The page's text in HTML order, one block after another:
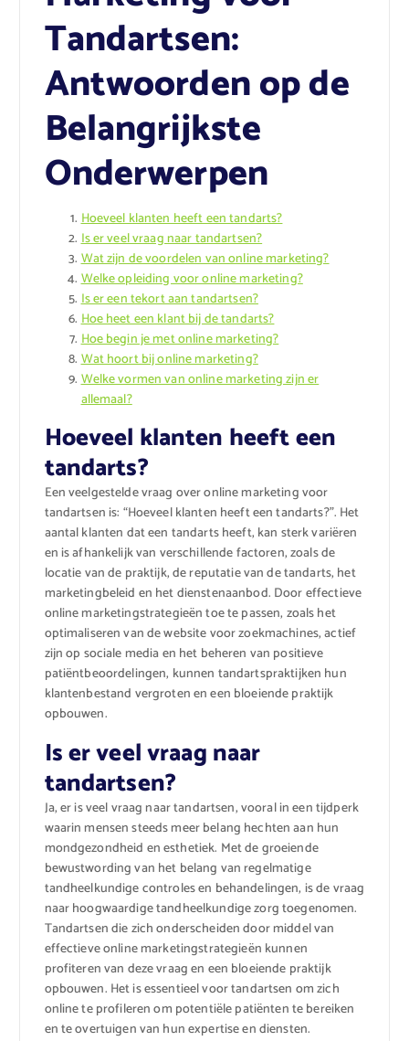
Tandartsen:
Antwoorden op de
Belangrijkste
Onderwerpen
Hoeveel klanten heeft een tandarts?
Is er veel vraag naar tandartsen?
Wat zijn de voordelen van online marketing?
Welke opleiding voor online marketing?
Is er een tekort aan tandartsen?
Hoe heet een klant bij de tandarts?
Hoe begin je met online marketing?
Wat hoort bij online marketing?
Welke vormen van online marketing zijn er
allemaal?
Hoeveel klanten heeft een
tandarts?
Een veelgestelde vraag over online marketing voor
tandartsen is: “Hoeveel klanten heeft een tandarts?”. Het
aantal klanten dat een tandarts heeft, kan sterk variëren
en is afhankelijk van verschillende factoren, zoals de
locatie van de praktijk, de reputatie van de tandarts, het
marketingbeleid en het dienstenaanbod. Door effectieve
online marketingstrategieën toe te passen, zoals het
optimaliseren van de website voor zoekmachines, actief
zijn op sociale media en het beheren van positieve
patiëntbeoordelingen, kunnen tandartspraktijken hun
klantenbestand vergroten en een bloeiende praktijk
opbouwen.
Is er veel vraag naar
tandartsen?
Ja, er is veel vraag naar tandartsen, vooral in een tijdperk
waarin mensen steeds meer belang hechten aan hun
mondgezondheid en esthetiek. Met de groeiende
bewustwording van het belang van regelmatige
tandheelkundige controles en behandelingen, is de vraag
naar hoogwaardige tandheelkundige zorg toegenomen.
Tandartsen die zich onderscheiden door middel van
effectieve online marketingstrategieën kunnen
profiteren van deze vraag en een bloeiende praktijk
opbouwen. Het is essentieel voor tandartsen om zich
online te profileren om potentiële patiënten te bereiken
en te overtuigen van hun expertise en diensten.